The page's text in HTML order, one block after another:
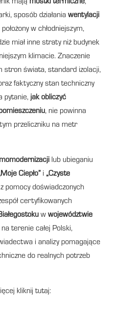
mają mostki termiczne,
sposób działania wentylacji
w chłodniejszym,
miał inne straty niż budynek
klimacie. Znaczenie
stron świata, standard izolacji,
faktyczny stan techniczny
pytanie, jak obliczyć
, nie powinna
przeliczniku na metr
lub ubieganiu
Ciepło” i „Czyste
pomocy doświadczonych
certyfikowanych
w województwie
terenie całej Polski,
i analizy pomagające
do realnych potrzeb
kliknij tutaj: